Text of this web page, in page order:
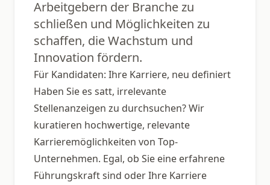
Arbeitgebern der Branche zu
schließen und Möglichkeiten zu
schaffen, die Wachstum und
Innovation fördern.
Für Kandidaten: Ihre Karriere, neu definiert
Haben Sie es satt, irrelevante
Stellenanzeigen zu durchsuchen? Wir
kuratieren hochwertige, relevante
Karrieremöglichkeiten von Top-
Unternehmen. Egal, ob Sie eine erfahrene
Führungskraft sind oder Ihre Karriere